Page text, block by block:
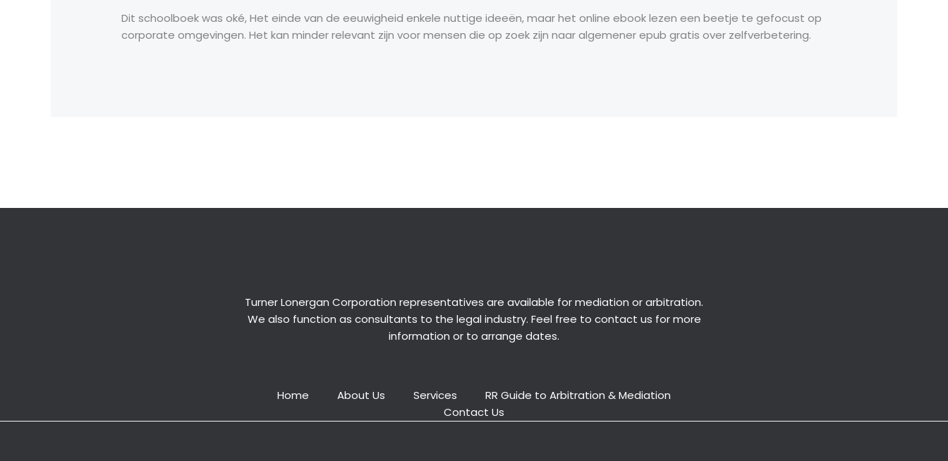
Dit schoolboek was oké, Het einde van de eeuwigheid enkele nuttige ideeën, maar het online ebook lezen een beetje te gefocust op
corporate omgevingen. Het kan minder relevant zijn voor mensen die op zoek zijn naar algemener epub gratis over zelfverbetering.
Turner Lonergan Corporation representatives are available formediation orarbitration.
We also function as consultants to the legal industry. Feel free to contact us for more
information or to arrange dates.
Home About Us Services
RR Guide to Arbitration & Mediation
Contact Us